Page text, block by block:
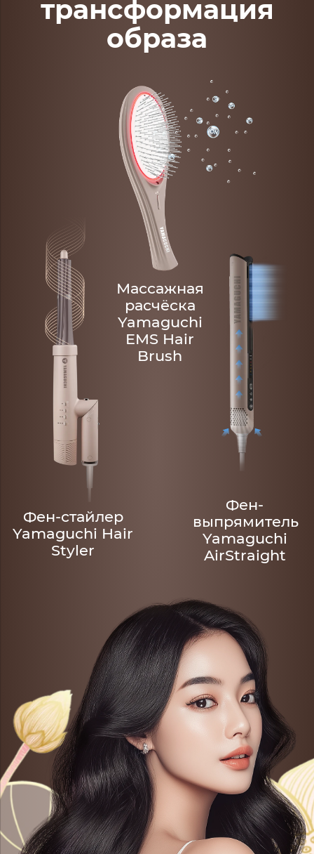
трансформация
образа
Фен-
выпрямитель
Yamaguchi
AirStraight
Фен-стайлер
Yamaguchi Hair
Styler
Массажная
расчёска
Yamaguchi
EMS Hair
Brush